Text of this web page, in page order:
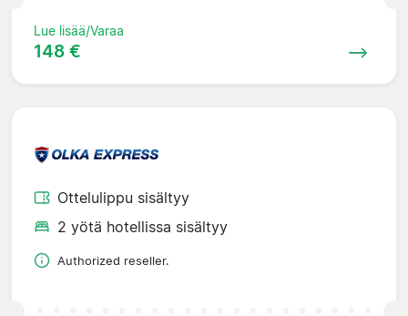
Lue lisää/Varaa
148 €
Ottelulippu sisältyy
2 yötä hotellissa sisältyy
Authorized reseller.